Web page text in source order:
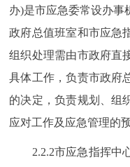
办)是市应急委常设办事
政府总值班室和市应急
组织处理需由市政府直
具体工作，负责市政府
的决定，负责规划、组
应对工作及应急管理的
2.2.2市应急指挥中心